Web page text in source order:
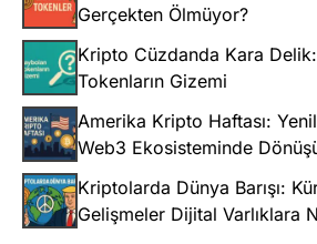
Gerçekten Ölmüyor?
Kripto Cüzdanda Kara
Tokenların Gizemi
Amerika Kripto Haftası:
Web3 Ekosisteminde
Kriptolarda Dünya Barışı:
Gelişmeler Dijital Varlıklara